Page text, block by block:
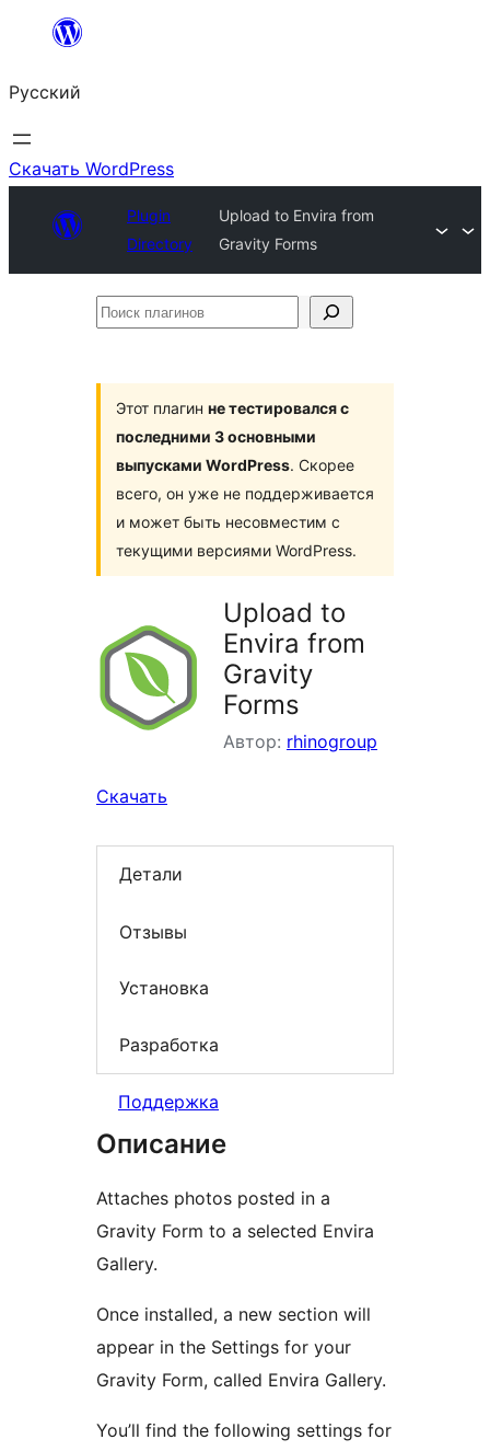
Перейти
содержимому
Русский
Скачать WordPress
Plugin
Directory
Upload to Envira from
Gravity Forms
Поиск
Этот плагин не тестировался с
последними 3 основными
выпусками WordPress. Скорее
всего, он уже не поддерживается
и может быть несовместим с
текущими версиями WordPress.
Upload to
Envira from
Gravity
Forms
Автор: rhinogroup
Скачать
Детали
Отзывы
Установка
Разработка
Поддержка
Описание
Attaches photos posted in a
Gravity Form to a selected Envira
Gallery.
Once installed, a new section will
appear in the Settings for your
Gravity Form, called Envira Gallery.
You’ll find the following settings for